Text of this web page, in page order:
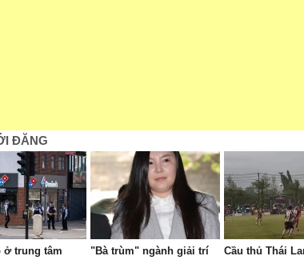
ĐĂNG
ở trung tâm
"Bà trùm" ngành giải trí
Cầu thủ Thái